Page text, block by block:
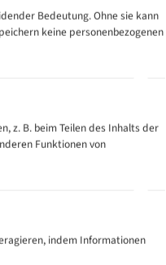
Zähne pro
(ZpZ))
Bedeutung. Ohne sie kann
keine personenbezogenen
z. B. beim Teilen des Inhalts der
Funktionen von
indem Informationen